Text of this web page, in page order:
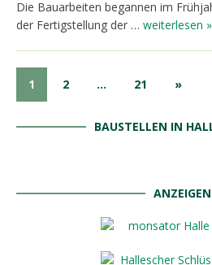
Die Bauarbeiten begannen im
der Fertigstellung der … weiterlesen »
1 2 … 21 »
BAUSTELLEN IN
ANZEIGEN